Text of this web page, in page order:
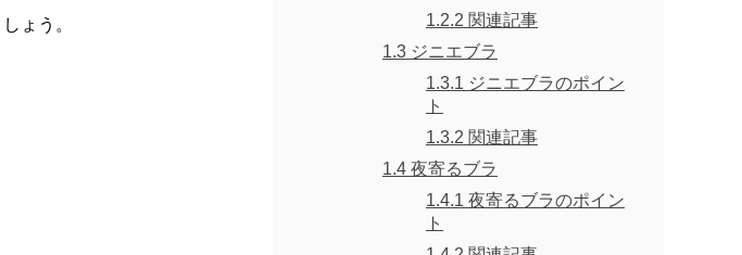
ょう。
1.2.2 関連記事
1.3 ジニエブラ
1.3.1 ジニエブラのポイン
ト
1.3.2 関連記事
1.4 夜寄るブラ
1.4.1 夜寄るブラのポイン
ト